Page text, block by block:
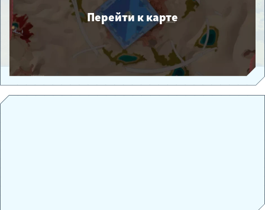
Перейти к карте